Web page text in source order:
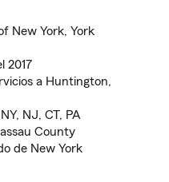
New York, York
2017
a Huntington,
NJ, CT, PA
County
de New York